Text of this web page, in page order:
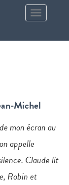
Toggle
navigation
Michel
mon écran au
appelle
Claude lit
Robin et